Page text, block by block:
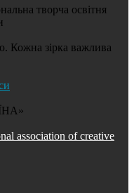
творча освітня
Кожна зірка важлива
association of creative